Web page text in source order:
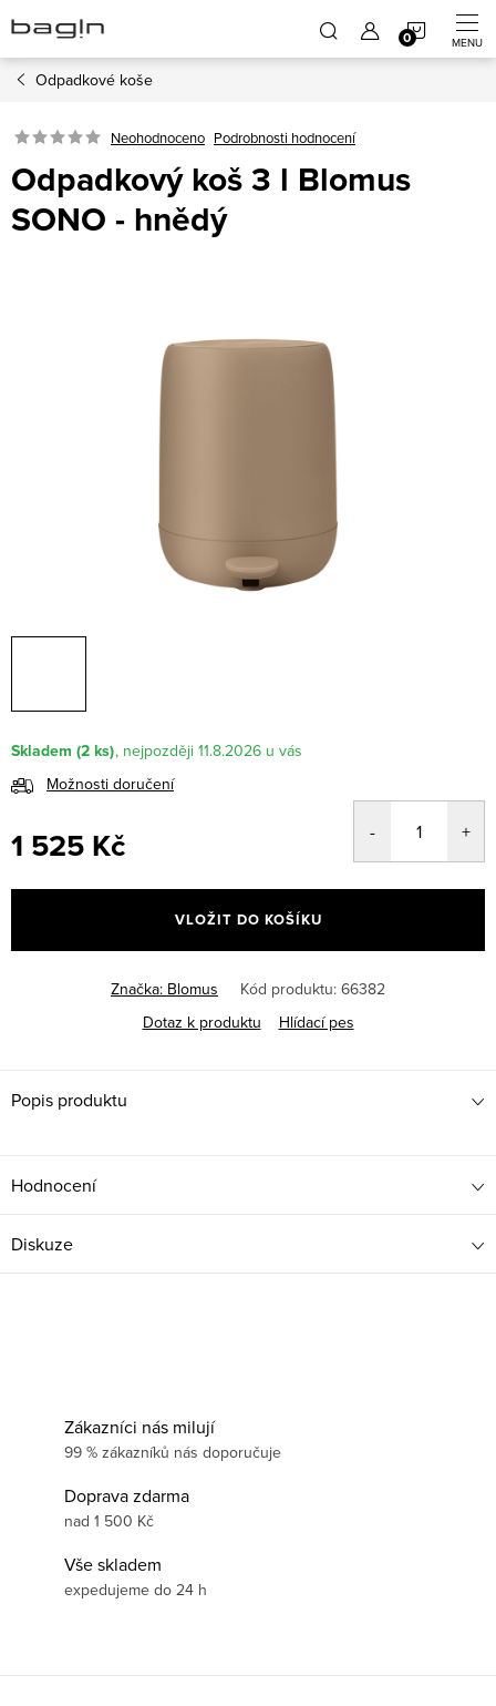
na
obsah
Odpadkové koše
Neohodnoceno Podrobnosti hodnocení
Odpadkový koš 3 l Blomus
SONO - hnědý
Skladem (2 ks)
11.8.2026
Možnosti doručení
1 525 Kč
cena:
VLOŽIT DO KOŠÍKU
Značka: Blomus Kód produktu: 66382
Dotaz k produktu
Hlídací pes
Popis produktu
Hodnocení
Diskuze
Zákazníci nás milují
99 % zákazníků nás doporučuje
Doprava zdarma
nad 1 500 Kč
Vše skladem
expedujeme do 24 h